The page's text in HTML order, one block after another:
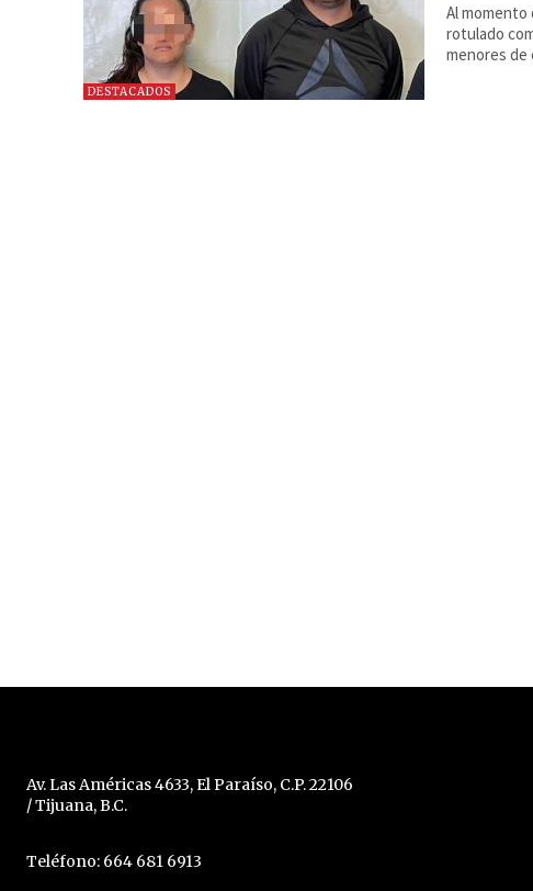
DESTACADOS
Al
rotulado
menores de
Av. Las Américas 4633, El Paraíso, C.P. 22106
/ Tijuana, B.C.
Teléfono: 664 681 6913